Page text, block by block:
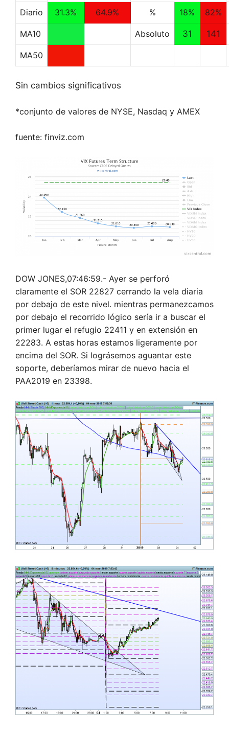
Diario 31.3% 64.9% % 18% 82%
MA10 Absoluto 31 141
MA50
Sin cambios significativos
*conjunto de valores de NYSE, Nasdaq y AMEX
fuente: finviz.com
DOW JONES,07:46:59.- Ayer se perforó
claramente el SOR 22827 cerrando la vela diaria
por debajo de este nivel. mientras permanezcamos
por debajo el recorrido lógico sería ir a buscar el
primer lugar el refugio 22411 y en extensión en
22283. A estas horas estamos ligeramente por
encima del SOR. Si lográsemos aguantar este
soporte, deberíamos mirar de nuevo hacia el
PAA2019 en 23398.